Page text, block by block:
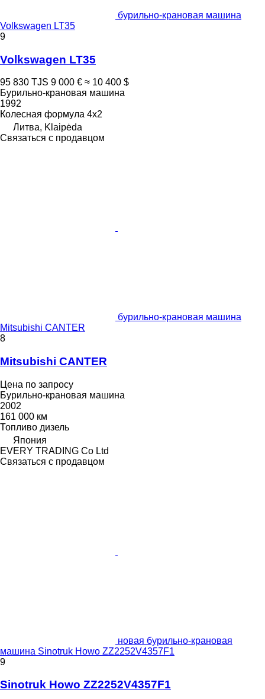
бурильно-крановая машина
Volkswagen LT35
9
Volkswagen LT35
95 830 TJS 9 000 € ≈ 10 400 $
Бурильно-крановая машина
1992
Колесная формула 4x2
Литва, Klaipėda
Связаться с продавцом
бурильно-крановая машина
Mitsubishi CANTER
8
Mitsubishi CANTER
Цена по запросу
Бурильно-крановая машина
2002
161 000 км
Топливо дизель
Япония
EVERY TRADING Co Ltd
Связаться с продавцом
новая бурильно-крановая
машина Sinotruk Howo ZZ2252V4357F1
9
Sinotruk Howo ZZ2252V4357F1